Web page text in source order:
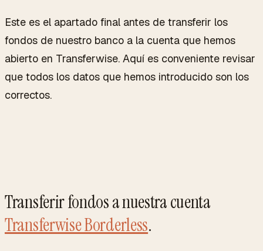
Este es el apartado final antes de transferir los
fondos de nuestro banco a la cuenta que hemos
abierto en Transferwise. Aquí es conveniente revisar
que todos los datos que hemos introducido son los
correctos.
Transferir fondos a nuestra cuenta
Transferwise Borderless.